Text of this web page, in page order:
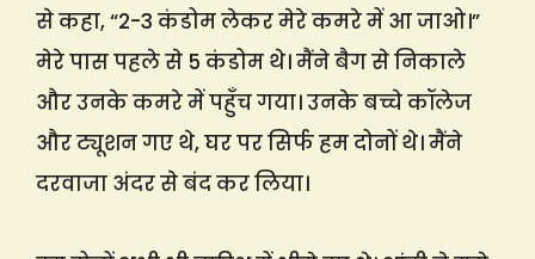
से कहा, “2-3 कंडोम लेकर मेरे कमरे में आ जाओ।”
मेरे पास पहले से 5 कंडोम थे। मैंने बैग से निकाले
और उनके कमरे में पहुँच गया। उनके बच्चे कॉलेज
और ट्यूशन गए थे, घर पर सिर्फ हम दोनों थे। मैंने
दरवाजा अंदर से बंद कर लिया।